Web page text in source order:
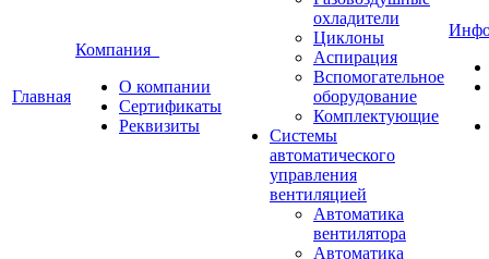
Главная
Компания
О компании
Сертификаты
Реквизиты
охладители
Циклоны
Аспирация
Вспомогательное
оборудование
Комплектующие
Системы
автоматического
управления
вентиляцией
Автоматика
вентилятора
Автоматика